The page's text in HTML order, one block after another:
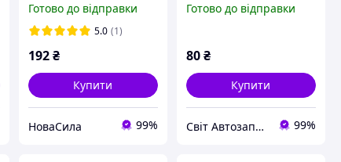
Світла) ,,21011-
3712010/11|
Готово до відправки
5.0 (1)
192 ₴
Купити
НоваСила 99%
Готово до відправки
80₴
Купити
Світ Автозапчастин 99%